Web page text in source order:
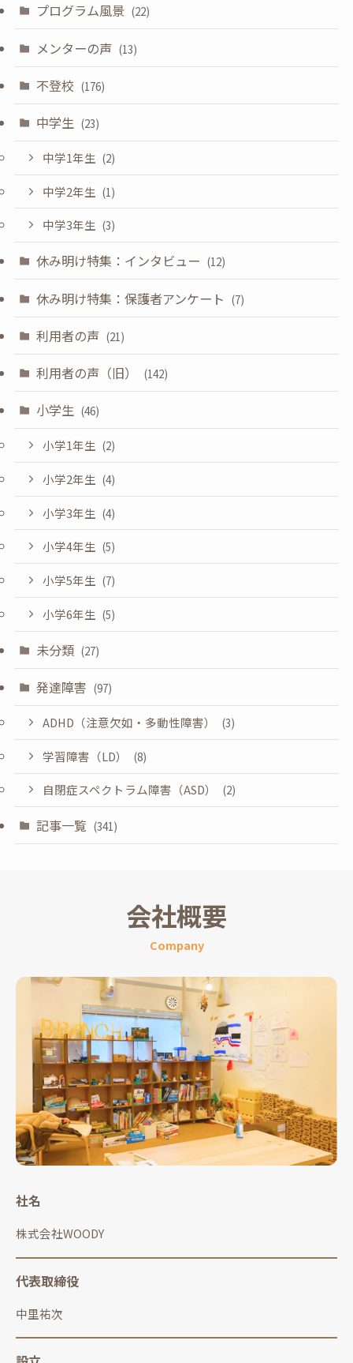
プログラム風景 (22)
メンターの声 (13)
不登校 (176)
中学生 (23)
中学1年生 (2)
中学2年生 (1)
中学3年生 (3)
休み明け特集：インタビュー (12)
休み明け特集：保護者アンケート (7)
利用者の声 (21)
利用者の声（旧） (142)
小学生 (46)
小学1年生 (2)
小学2年生 (4)
小学3年生 (4)
小学4年生 (5)
小学5年生 (7)
小学6年生 (5)
未分類 (27)
発達障害 (97)
ADHD（注意欠如・多動性障害） (3)
学習障害（LD） (8)
自閉症スペクトラム障害（ASD） (2)
記事一覧 (341)
会社概要
Company
社名
株式会社WOODY
代表取締役
中里祐次